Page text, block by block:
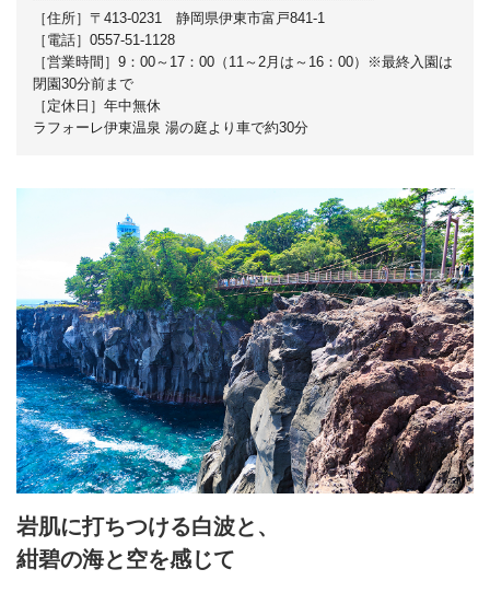
［住所］〒413-0231 静岡県伊東市富戸841-1
［電話］0557-51-1128
［営業時間］9：00～17：00（11～2月は～16：00）※最終入園は
閉園30分前まで
［定休日］年中無休
ラフォーレ伊東温泉 湯の庭より車で約30分
岩肌に打ちつける白波と、
紺碧の海と空を感じて